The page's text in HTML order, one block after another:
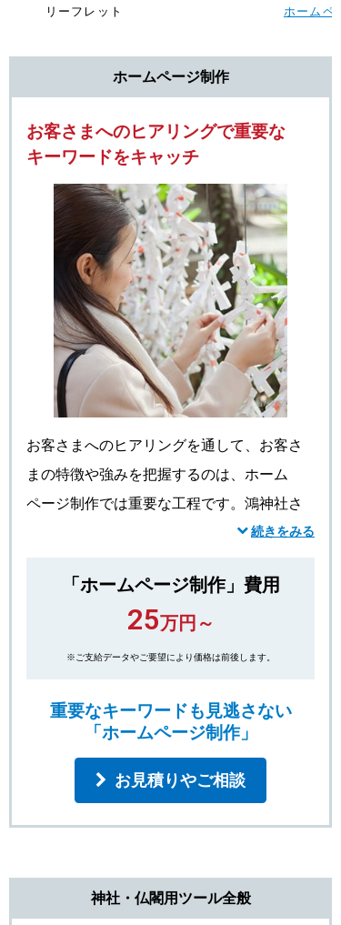
リーフレット ホームペ
ホームページ制作
お客さまへのヒアリングで重要な
キーワードをキャッチ
お客さまへのヒアリングを通して、お客さ
まの特徴や強みを把握するのは、ホーム
ページ制作では重要な工程です。鴻神社さ
までは、子宝祈願のみならず、“縁切り”と
ホームページを制作する際には、そういっ
た情報も漏らさず集めることで、特定の
キーワードだけに頼らず、幅広くアクセス
続きをみる
「ホームページ制作」費用
25万円～
※ご支給データやご要望により価格は前後します。
重要なキーワードも見逃さない
「ホームページ制作」
お見積りやご相談
神社・仏閣用ツール全般